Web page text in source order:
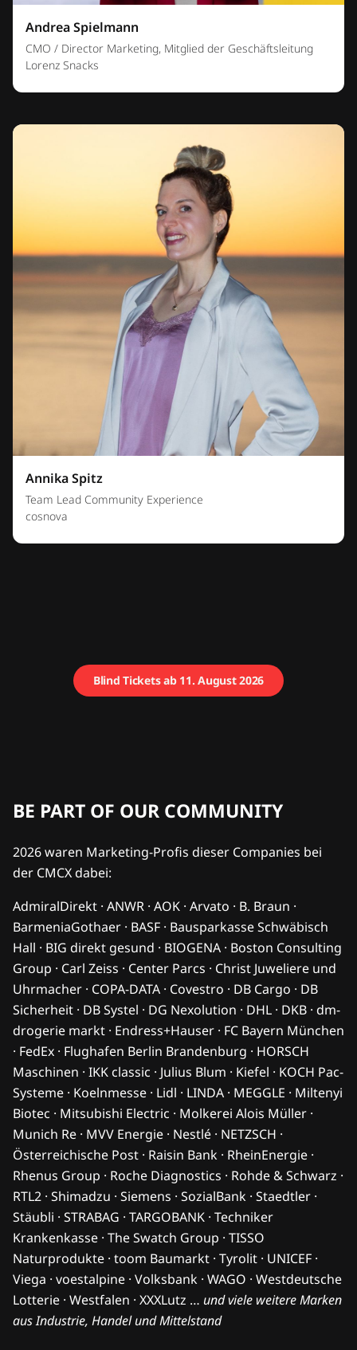
Andrea Spielmann
CMO / Director Marketing, Mitglied der Geschäftsleitung
Lorenz Snacks
Annika Spitz
Team Lead Community Experience
cosnova
Blind Tickets ab 11. August 2026
BE PART OF OUR COMMUNITY
2026 waren Marketing-Profis dieser Companies bei
der CMCX dabei:
AdmiralDirekt · ANWR · AOK · Arvato · B. Braun ·
BarmeniaGothaer · BASF · Bausparkasse Schwäbisch
Hall · BIG direkt gesund · BIOGENA · Boston Consulting
Group · Carl Zeiss · Center Parcs · Christ Juweliere und
Uhrmacher · COPA-DATA · Covestro · DB Cargo · DB
Sicherheit · DB Systel · DG Nexolution · DHL · DKB · dm-
drogerie markt · Endress+Hauser · FC Bayern München
· FedEx · Flughafen Berlin Brandenburg · HORSCH
Maschinen · IKK classic · Julius Blum · Kiefel · KOCH Pac-
Systeme · Koelnmesse · Lidl · LINDA · MEGGLE · Miltenyi
Biotec · Mitsubishi Electric · Molkerei Alois Müller ·
Munich Re · MVV Energie · Nestlé · NETZSCH ·
Österreichische Post · Raisin Bank · RheinEnergie ·
Rhenus Group · Roche Diagnostics · Rohde & Schwarz ·
RTL2 · Shimadzu · Siemens · SozialBank · Staedtler ·
Stäubli · STRABAG · TARGOBANK · Techniker
Krankenkasse · The Swatch Group · TISSO
Naturprodukte · toom Baumarkt · Tyrolit · UNICEF ·
Viega · voestalpine · Volksbank · WAGO · Westdeutsche
Lotterie · Westfalen · XXXLutz … und viele weitere Marken
aus Industrie, Handel und Mittelstand